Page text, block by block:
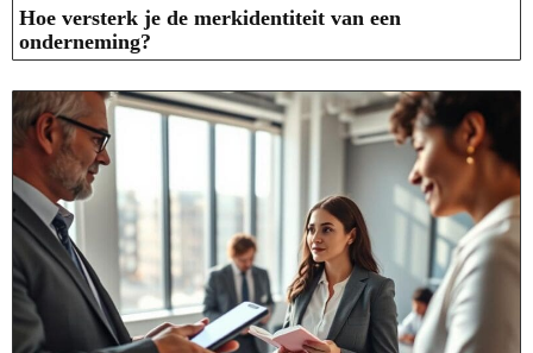
Hoe versterk je de merkidentiteit van een
onderneming?